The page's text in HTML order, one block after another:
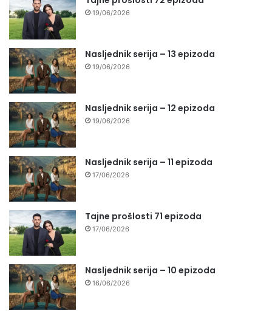
19/06/2026
Nasljednik serija – 13 epizoda
19/06/2026
Nasljednik serija – 12 epizoda
19/06/2026
Nasljednik serija – 11 epizoda
17/06/2026
Tajne prošlosti 71 epizoda
17/06/2026
Nasljednik serija – 10 epizoda
16/06/2026